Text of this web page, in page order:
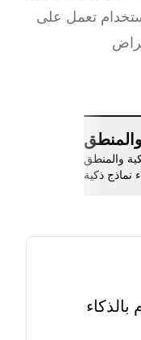
تعمل على
والمنطق
والمنطق
بالذكاء